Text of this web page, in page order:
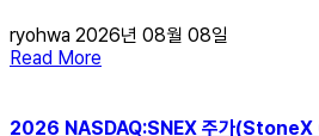
ryohwa 2026년 08월 08일
Read More
2026 NASDAQ:SNEX 주가(StoneX